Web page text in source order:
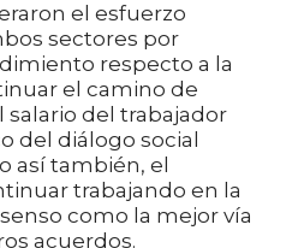
el esfuerzo
sectores por
respecto a la
el camino de
del trabajador
del diálogo social
así también, el
trabajando en la
como la mejor vía
acuerdos.